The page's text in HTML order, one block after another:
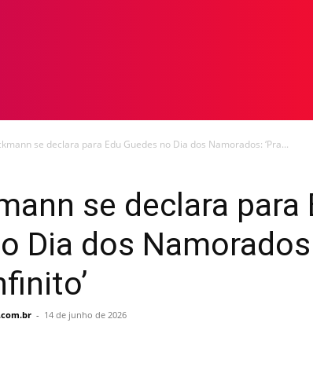
se declara para Edu Guedes no Dia dos Namorados: ‘Pra...
se declara para
Dia dos
- 14 de junho de 2026